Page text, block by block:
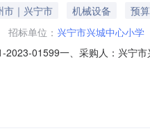
市｜兴宁市 机械设备
预
招标单位： 兴宁市兴城中心小学
2023-01599一、采购人：兴宁